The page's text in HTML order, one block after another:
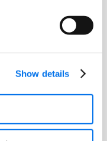
Show details